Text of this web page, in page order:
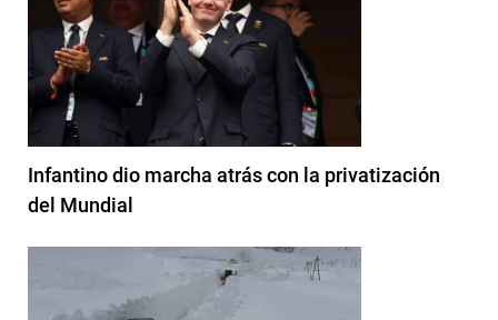
Infantino dio marcha atrás con la privatización
del Mundial